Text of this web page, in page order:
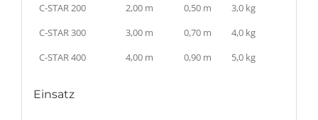
C-STAR 200 2,00 m 0,50 m
3,0 kg
C-STAR 300
3,00 m 0,70 m
4,0 kg
C-STAR 400
4,00 m 0,90 m 5,0 kg
Einsatz